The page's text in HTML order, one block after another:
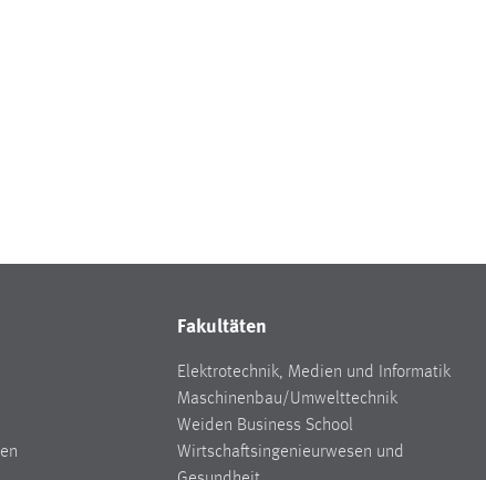
Fakultäten
Elektrotechnik, Medien und Informatik
Maschinenbau/Umwelttechnik
Weiden Business School
Wirtschaftsingenieurwesen und